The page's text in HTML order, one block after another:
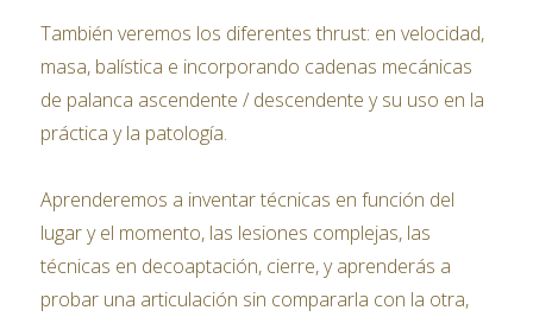
También veremos los diferentes thrust: en velocidad,
masa, balística e incorporando cadenas mecánicas
de palanca ascendente / descendente y su uso en la
práctica y la patología.
Aprenderemos a inventar técnicas en función del
lugar y el momento, las lesiones complejas, las
técnicas en decoaptación, cierre, y aprenderás a
probar una articulación sin compararla con la otra,